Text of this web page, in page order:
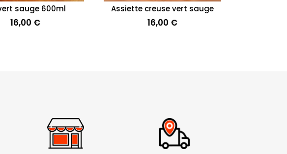
sauge 600ml
16,00 €
Assiette creuse vert sauge
16,00 €